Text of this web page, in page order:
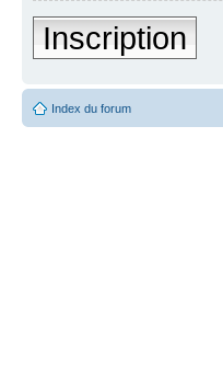
Inscription
Index du forum